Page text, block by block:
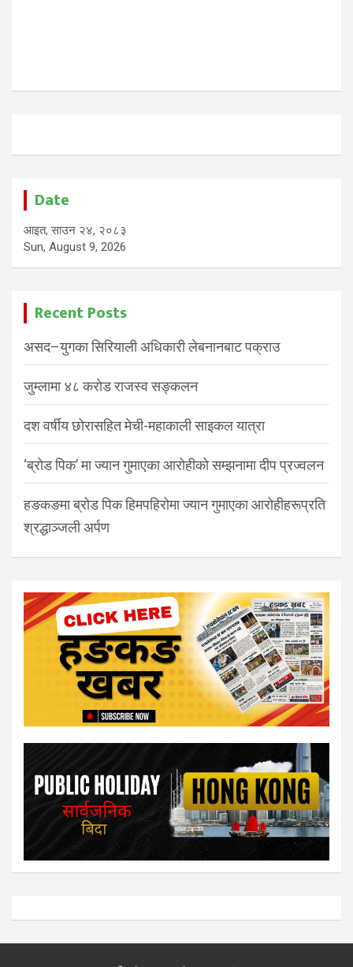
Date
आइत, साउन २४, २०८३
Sun, August 9, 2026
Recent Posts
असद–युगका सिरियाली अधिकारी लेबनानबाट पक्राउ
जुम्लामा ४८ करोड राजस्व सङ्कलन
दश वर्षीय छोरासहित मेची-महाकाली साइकल यात्रा
‘ब्रोड पिक’ मा ज्यान गुमाएका आरोहीको सम्झनामा दीप प्रज्वलन
हङकङमा ब्रोड पिक हिमपहिरोमा ज्यान गुमाएका आरोहीहरूप्रति
श्रद्धाञ्जली अर्पण